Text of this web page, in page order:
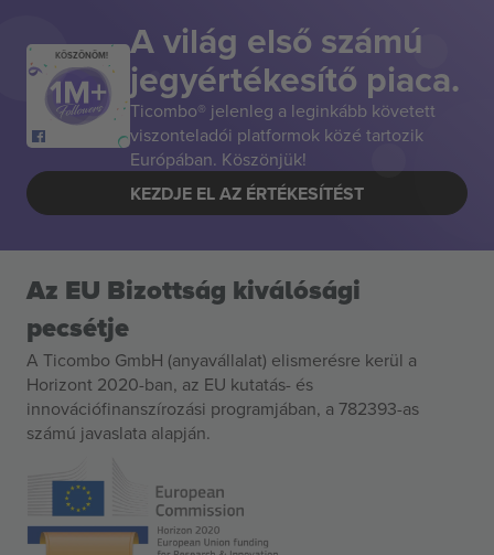
KÖSZÖNÖM! A világ első számú
jegyértékesítő piaca.
Ticombo® jelenleg a leginkább követett
viszonteladói platformok közé tartozik
Európában. Köszönjük!
KEZDJE EL AZ ÉRTÉKESÍTÉST
Az EU Bizottság kiválósági
pecsétje
A Ticombo GmbH (anyavállalat) elismerésre kerül a
Horizont 2020-ban, az EU kutatás- és
innovációfinanszírozási programjában, a 782393-as
számú javaslata alapján.